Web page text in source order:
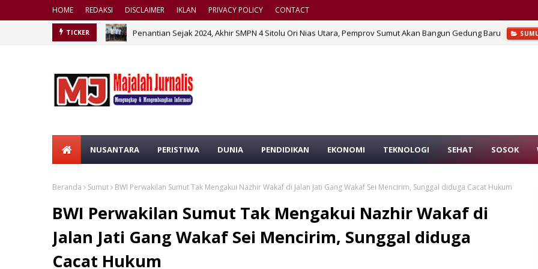
HOME REDAKSI DISCLAIMER IKLAN PRIVACY POLICY CONTACT
TICKER Penantian Sejak 2024, Akhir SMPN 4 Sitolu Ori Nias Utara, Pemprov Sumut Akan Bangun Gedung Baru
NUSANTARA PERISTIWA DUNIA PENDIDIKAN EKONOMI TEKNOLOGI SEHAT SOSOK
Beranda Sumut BWI Perwakilan Sumut Tak Mengakui Nazhir Wakaf di Jalan Jati Gang Wakaf Sei Mencirim, Sunggal diduga Cacat Hukum
BWI Perwakilan Sumut Tak Mengakui Nazhir Wakaf di
Jalan Jati Gang Wakaf Sei Mencirim, Sunggal diduga
Cacat Hukum